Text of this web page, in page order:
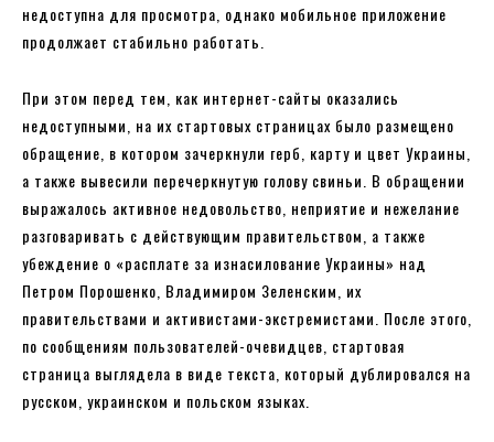
недоступна для просмотра, однако мобильное приложение
продолжает стабильно работать.
При этом перед тем, как интернет-сайты оказались
недоступными, на их стартовых страницах было размещено
обращение, в котором зачеркнули герб, карту и цвет Украины,
а также вывесили перечеркнутую голову свиньи. В обращении
выражалось активное недовольство, неприятие и нежелание
разговаривать с действующим правительством, а также
убеждение о «расплате за изнасилование Украины» над
Петром Порошенко, Владимиром Зеленским, их
правительствами и активистами-экстремистами. После этого,
по сообщениям пользователей-очевидцев, стартовая
страница выглядела в виде текста, который дублировался на
русском, украинском и польском языках.